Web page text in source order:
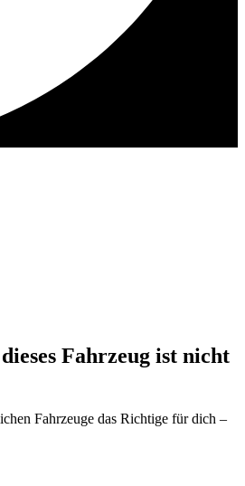
Fahrzeug ist nicht
Fahrzeuge das Richtige für dich –